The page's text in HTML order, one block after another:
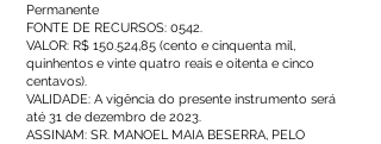
Permanente
FONTE DE RECURSOS: 0542.
VALOR: R$ 150.524,85 (cento e cinquenta mil,
quinhentos e vinte quatro reais e oitenta e cinco
centavos).
VALIDADE: A vigência do presente instrumento será
até 31 de dezembro de 2023.
ASSINAM: SR. MANOEL MAIA BESERRA, PELO